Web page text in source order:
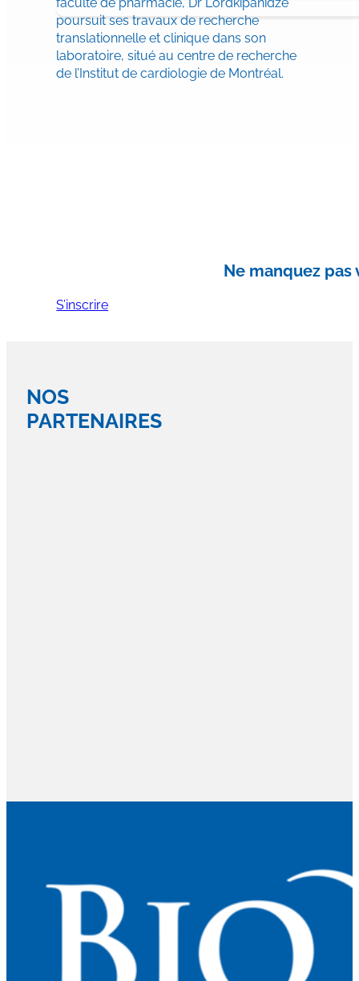
poursuit ses travaux de recherche
translationnelle et clinique dans son
laboratoire, situé au centre de recherche
de l’Institut de cardiologie de Montréal.
Ne manquez
S’inscrire
NOS
PARTENAIRES